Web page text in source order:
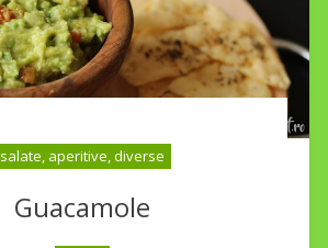
salate, aperitive, diverse
Guacamole